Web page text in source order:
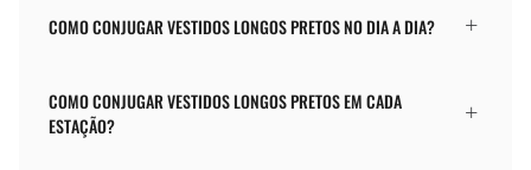
COMO CONJUGAR VESTIDOS LONGOS PRETOS NO DIA A DIA?
COMO CONJUGAR VESTIDOS LONGOS PRETOS EM CADA
ESTAÇÃO?